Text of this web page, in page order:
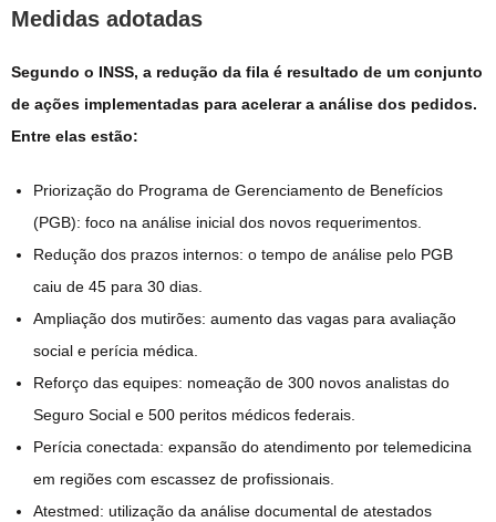
Medidas adotadas
Segundo o INSS, a redução da fila é resultado de um conjunto
de ações implementadas para acelerar a análise dos pedidos.
Entre elas estão:
Priorização do Programa de Gerenciamento de Benefícios
(PGB): foco na análise inicial dos novos requerimentos.
Redução dos prazos internos: o tempo de análise pelo PGB
caiu de 45 para 30 dias.
Ampliação dos mutirões: aumento das vagas para avaliação
social e perícia médica.
Reforço das equipes: nomeação de 300 novos analistas do
Seguro Social e 500 peritos médicos federais.
Perícia conectada: expansão do atendimento por telemedicina
em regiões com escassez de profissionais.
Atestmed: utilização da análise documental de atestados